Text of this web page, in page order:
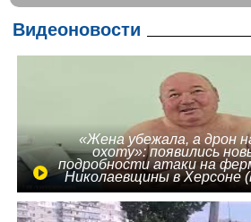
Видеоновости
«Жена убежала, а дрон
охоту»: появились
подробности атаки на
Николаевщины в Херсоне